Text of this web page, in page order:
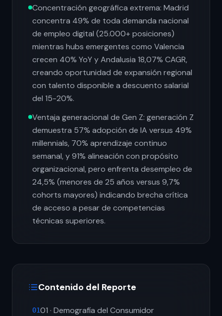
Concentración geográfica extrema: Madrid
concentra 49% de toda demanda nacional
de empleo digital (25.000+ posiciones)
mientras hubs emergentes como Valencia
crecen 40% YoY y Andalusia 18,07% CAGR,
creando oportunidad de expansión regional
con talento disponible a descuento salarial
del 15-20%.
Ventaja generacional de Gen Z: generación Z
demuestra 57% adopción de IA versus 49%
millennials, 70% aprendizaje continuo
semanal, y 91% alineación con propósito
organizacional, pero enfrenta desempleo de
24,5% (menores de 25 años versus 9,7%
cohorts mayores) indicando brecha crítica
de acceso a pesar de competencias
técnicas superiores.
Contenido del Reporte
0101 · Demografía del Consumidor